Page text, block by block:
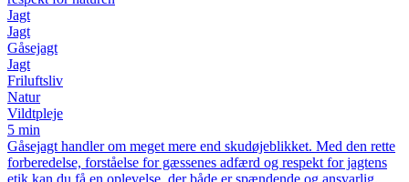
Jagt
Jagt
Gåsejagt
Jagt
Friluftsliv
Natur
Vildtpleje
5 min
Gåsejagt handler om meget mere end skudøjeblikket. Med den rette
forberedelse, forståelse for gæssenes adfærd og respekt for jagtens
etik kan du få en oplevelse, der både er spændende og ansvarlig.